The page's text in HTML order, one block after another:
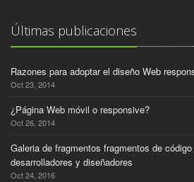
Últimas publicaciones
Razones para adoptar el diseño Web
Oct 23, 2014
¿Página Web móvil o responsive?
Oct 26, 2014
Galeria de fragmentos fragmentos de
desarrolladores y diseñadores
Oct 24, 2016